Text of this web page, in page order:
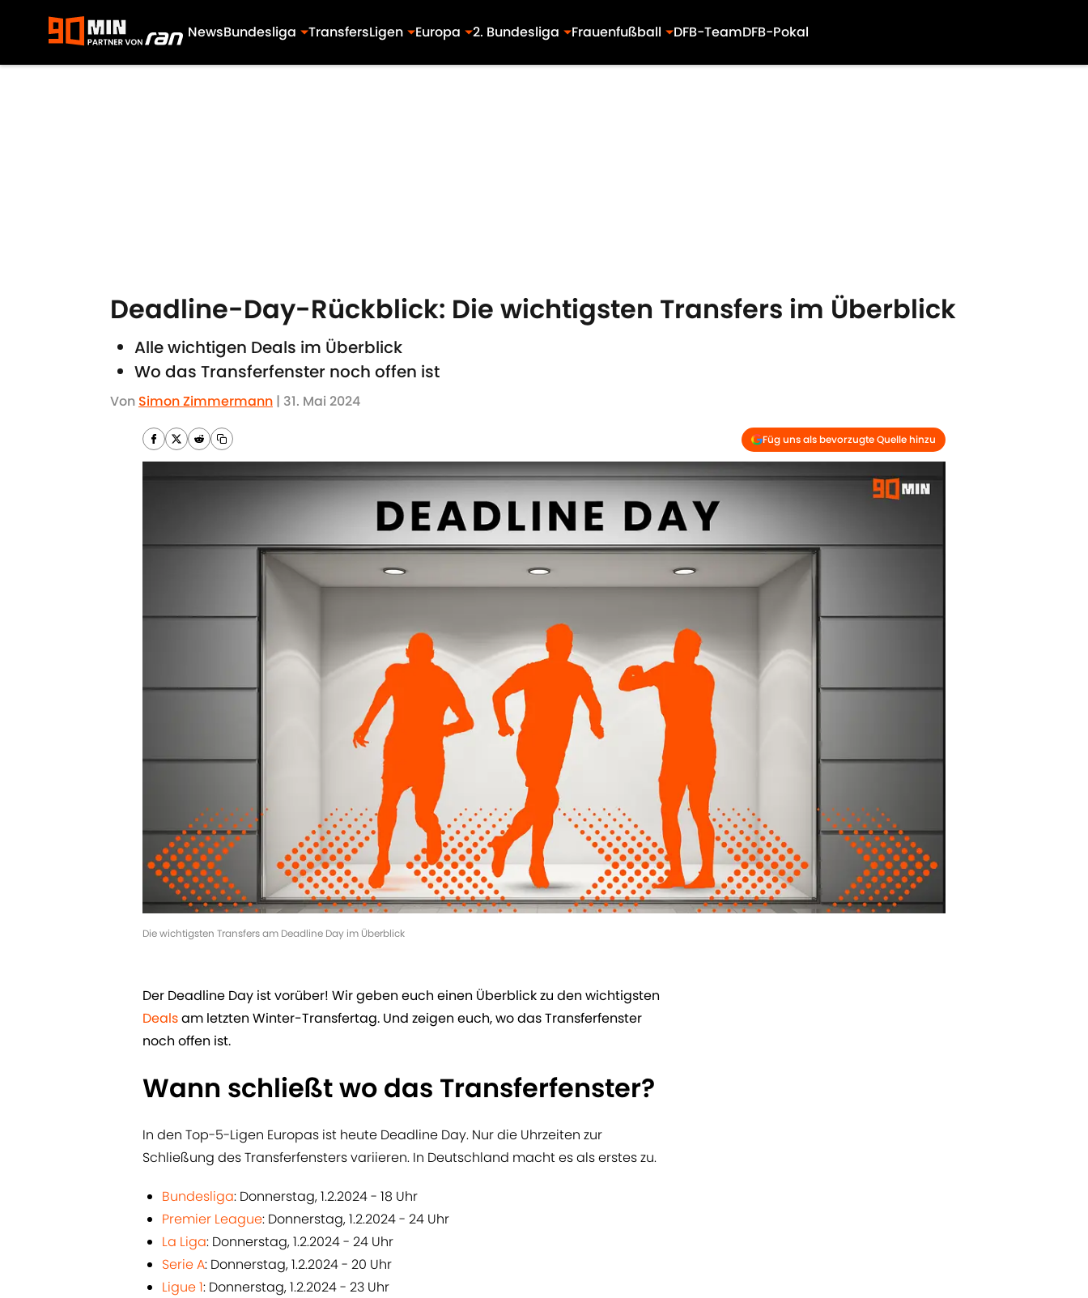
NewsBundesliga TransfersLigen Europa 2. Bundesliga Frauenfußball DFB-TeamDFB-Pokal
Deadline-Day-Rückblick: Die wichtigsten Transfers im Überblick
Alle wichtigen Deals im Überblick
Wo das Transferfenster noch offen ist
Von Simon Zimmermann | 31. Mai 2024
Füg uns als bevorzugte Quelle hinzu
Die wichtigsten Transfers am Deadline Day im Überblick
Der Deadline Day ist vorüber! Wir geben euch einen Überblick zu den wichtigsten
Dealsam letzten Winter-Transfertag. Und zeigen euch, wo das Transferfenster
noch offen ist.
Wann schließt wo das Transferfenster?
In den Top-5-Ligen Europas ist heute Deadline Day. Nur die Uhrzeiten zur
Schließung des Transferfensters variieren. In Deutschland macht es als erstes zu.
Bundesliga: Donnerstag, 1.2.2024 - 18 Uhr
Premier League: Donnerstag, 1.2.2024 - 24 Uhr
La Liga: Donnerstag, 1.2.2024 - 24 Uhr
Serie A: Donnerstag, 1.2.2024 - 20 Uhr
Ligue 1: Donnerstag, 1.2.2024 - 23 Uhr